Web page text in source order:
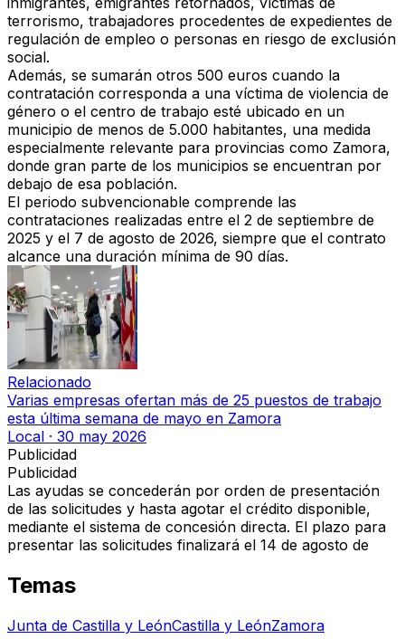
terrorismo, trabajadores procedentes de expedientes de
regulación de empleo o personas en riesgo de exclusión
social.
Además, se sumarán otros 500 euros cuando la
contratación corresponda a una víctima de violencia de
género o el centro de trabajo esté ubicado en un
municipio de menos de 5.000 habitantes, una medida
especialmente relevante para provincias como Zamora,
donde gran parte de los municipios se encuentran por
debajo de esa población.
El periodo subvencionable comprende las
contrataciones realizadas entre el 2 de septiembre de
2025 y el 7 de agosto de 2026, siempre que el contrato
alcance una duración mínima de 90 días.
Relacionado
Varias empresas ofertan más de 25 puestos de trabajo
esta última semana de mayo en Zamora
Local · 30 may 2026
Publicidad
Publicidad
Las ayudas se concederán por orden de presentación
de las solicitudes y hasta agotar el crédito disponible,
mediante el sistema de concesión directa. El plazo para
presentar las solicitudes finalizará el 14 de agosto de
Temas
Junta de Castilla y LeónCastilla y LeónZamora